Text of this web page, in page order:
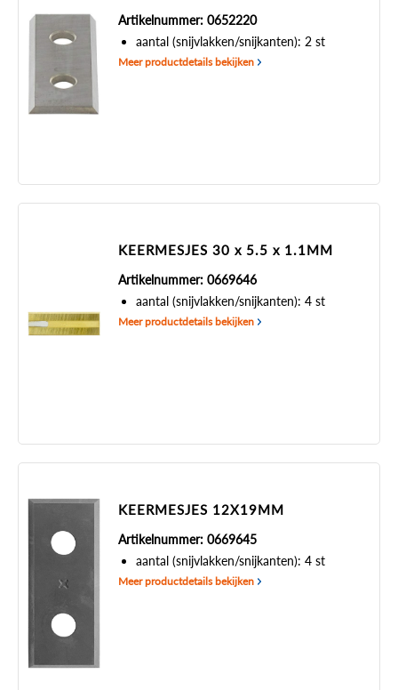
Artikelnummer: 0652220
aantal (snijvlakken/snijkanten): 2 st
Meer productdetails bekijken
KEERMESJES 30 x 5.5 x 1.1MM
Artikelnummer: 0669646
aantal (snijvlakken/snijkanten): 4 st
Meer productdetails bekijken
KEERMESJES 12X19MM
Artikelnummer: 0669645
aantal (snijvlakken/snijkanten): 4 st
Meer productdetails bekijken